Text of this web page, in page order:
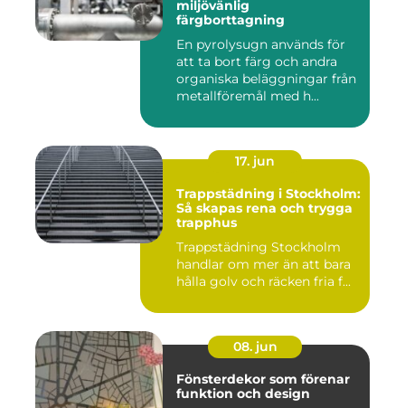
miljövänlig
färgborttagning
En pyrolysugn används för
att ta bort färg och andra
organiska beläggningar från
metallföremål med h...
17. jun
Trappstädning i Stockholm:
Så skapas rena och trygga
trapphus
Trappstädning Stockholm
handlar om mer än att bara
hålla golv och räcken fria f...
08. jun
Fönsterdekor som förenar
funktion och design